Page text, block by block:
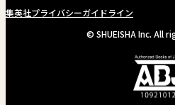
集英社プライバシーガイドライン
© SHUEISHA Inc. All